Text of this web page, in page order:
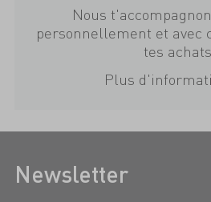
Nous
personnellement et avec
tes
Plus
Newsletter